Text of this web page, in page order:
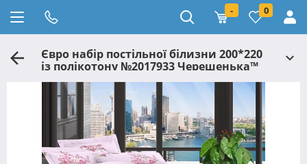
- 0
Євро набір постільної білизни 200*220
із полікотону №2017933 Черешенька™